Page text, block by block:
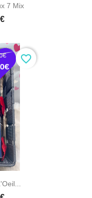
7 Mix
favorite_border